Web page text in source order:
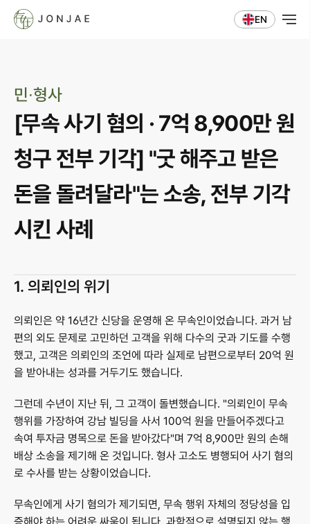
EN
민∙형사
[무속 사기 혐의 · 7억 8,900만 원
청구 전부 기각] "굿 해주고 받은
돈을 돌려달라"는 소송, 전부 기각
시킨 사례
1. 의뢰인의 위기
의뢰인은 약 16년간 신당을 운영해 온 무속인이었습니다. 과거 남
편의 외도 문제로 고민하던 고객을 위해 다수의 굿과 기도를 수행
했고, 고객은 의뢰인의 조언에 따라 실제로 남편으로부터 20억 원
을 받아내는 성과를 거두기도 했습니다.
그런데 수년이 지난 뒤, 그 고객이 돌변했습니다. "의뢰인이 무속
행위를 가장하여 강남 빌딩을 사서 100억 원을 만들어주겠다고
속여 투자금 명목으로 돈을 받아갔다"며 7억 8,900만 원의 손해
배상 소송을 제기해 온 것입니다. 형사 고소도 병행되어 사기 혐의
로 수사를 받는 상황이었습니다.
무속인에게 사기 혐의가 제기되면, 무속 행위 자체의 정당성을 입